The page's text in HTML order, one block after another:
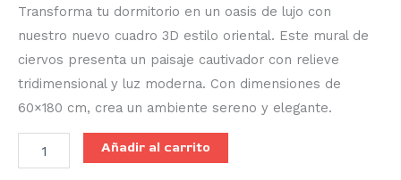
Transforma tu dormitorio en un oasis de lujo con
nuestro nuevo cuadro 3D estilo oriental. Este mural de
ciervos presenta un paisaje cautivador con relieve
tridimensional y luz moderna. Con dimensiones de
60×180 cm, crea un ambiente sereno y elegante.
Añadir al carrito